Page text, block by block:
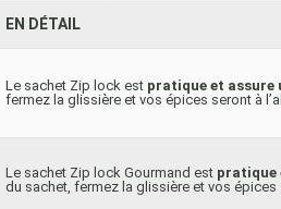
EN DÉTAIL
Le sachet Zip lock est pratique et assure
fermez la glissière et vos épices seront à
Le sachet Zip lock Gourmand est pratique
du sachet, fermez la glissière et vos épices